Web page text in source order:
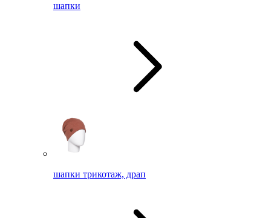
шапки
шапки трикотаж, драп